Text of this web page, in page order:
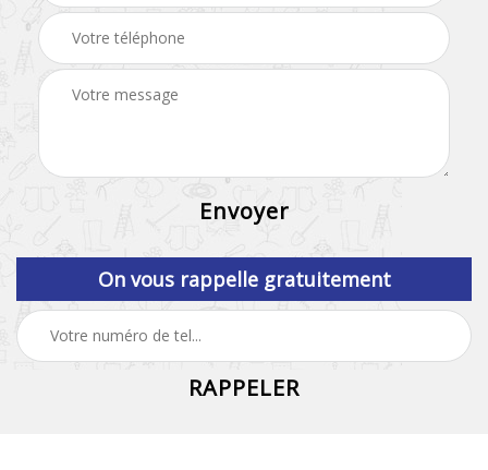
On vous rappelle gratuitement